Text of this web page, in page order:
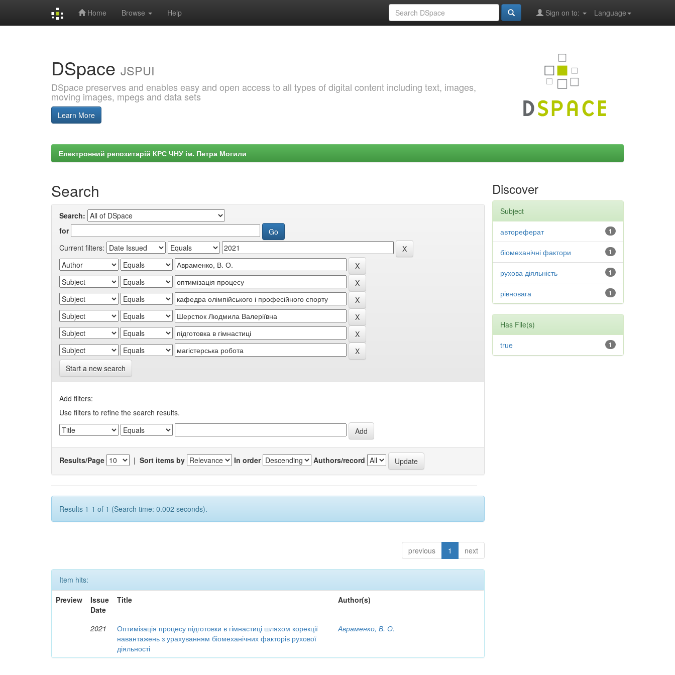
Home Browse Help Language
Sign on to:
DSpace JSPUI
DSpace preserves and enables easy and open access to all types of digital content including text, images,
moving images, mpegs and data sets
Learn More
Електронний репозитарій КРС ЧНУ ім. Петра Могили
Search
Search:
for
Current filters:
Start a new search
Add filters:
Use filters to refine the search results.
Results/Page | Sort items by In order Authors/record
Results 1-1 of 1 (Search time: 0.002 seconds).
previous 1 next
Item hits:
Preview
Issue
Date
Title Author(s)
2021
Оптимізація процесу підготовки в гімнастиці шляхом корекції
навантажень з урахуванням біомеханічних факторів рухової
діяльності
Авраменко, В. О.
Discover
Subject
1
автореферат
1
біомеханічні фактори
1
рухова діяльність
1
рівновага
Has File(s)
1
true